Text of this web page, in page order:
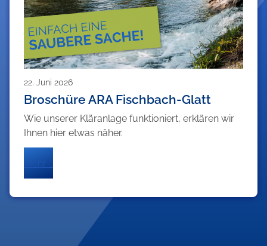
22. Juni 2026
Broschüre ARA Fischbach-Glatt
Wie unserer Kläranlage funktioniert, erklären wir
Ihnen hier etwas näher.
Mehr …